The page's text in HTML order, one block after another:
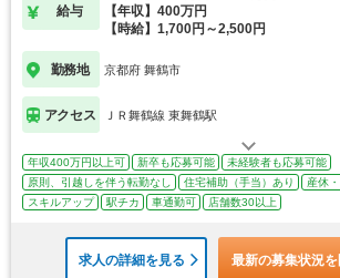
給与
【年収】400万円
【時給】1,700円～2,500円
勤務地 京都府 舞鶴市
アクセス ＪＲ舞鶴線 東舞鶴駅
年収400万円以上可 新卒も応募可能
未経験者も応募可能
原則、引越しを伴う転勤なし
住宅補助（手当）あり
産休
スキルアップ
駅チカ 車通勤可 店舗数30以上
求人の詳細を見る 最新の募集状況